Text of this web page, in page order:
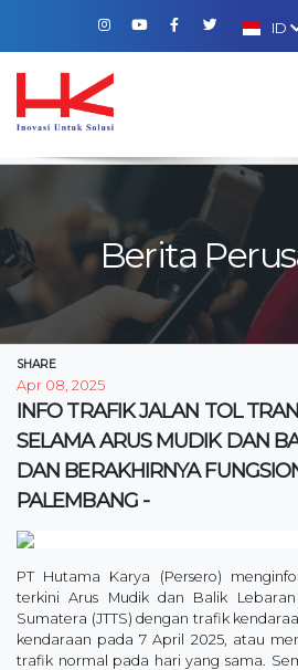
ID
Berita
SHARE
Apr 08, 2025
INFO TRAFIK JALAN TOL
SELAMA ARUS MUDIK DAN
DAN BERAKHIRNYA
PALEMBANG -
PT Hutama Karya (Persero)
terkini Arus Mudik dan Balik
Sumatera (JTTS) dengan trafik
kendaraan pada 7 April 2025, atau
trafik normal pada hari yang sama.